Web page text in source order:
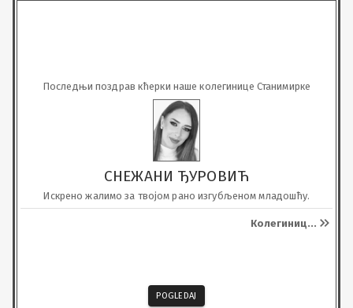
Последњи поздрав кћерки наше колегинице Станимирке
СНЕЖАНИ ЂУРОВИЋ
Искрено жалимо за твојом рано изгубљеном младошћу.
Колегиниц...
POGLEDAJ